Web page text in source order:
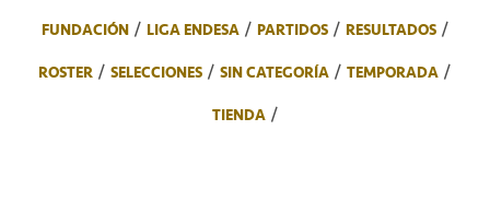
FUNDACIÓN
LIGA ENDESA PARTIDOS
RESULTADOS
ROSTER
SELECCIONES SIN CATEGORÍA
TEMPORADA
TIENDA